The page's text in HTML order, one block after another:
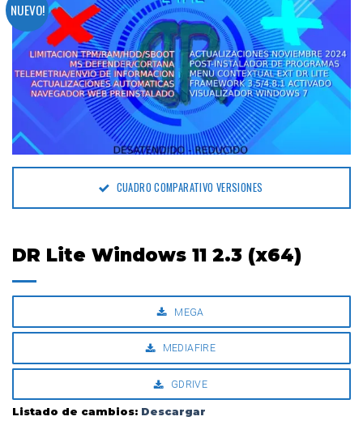
NUEVO!
CUADRO COMPARATIVO VERSIONES
DR Lite Windows 11 2.3 (x64)
MEGA
MEDIAFIRE
GDRIVE
Listado de cambios: Descargar